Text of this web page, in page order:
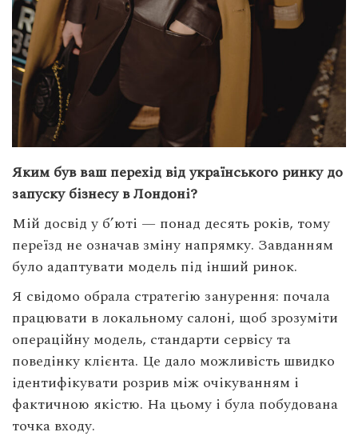
Яким був ваш перехід від українського ринку до
запуску бізнесу в Лондоні?
Мій досвід у б’юті — понад десять років, тому
переїзд не означав зміну напрямку. Завданням
було адаптувати модель під інший ринок.
Я свідомо обрала стратегію занурення: почала
працювати в локальному салоні, щоб зрозуміти
операційну модель, стандарти сервісу та
поведінку клієнта. Це дало можливість швидко
ідентифікувати розрив між очікуванням і
фактичною якістю. На цьому і була побудована
точка входу.